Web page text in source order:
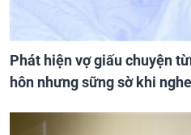
Phát hiện vợ giấu chuyện
hôn nhưng sững sờ khi